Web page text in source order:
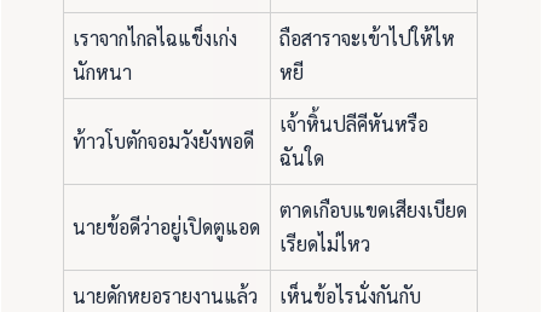
เราจากไกลไฉแข็งเก่ง
นักหนา
ถือสาราจะเข้าไปให้ไห
หยี
ท้าวโบตักจอมวังยังพอดี
เจ้าหิ้นปลีคีหันหรือ
ฉันใด
นายข้อดีว่าอยู่เปิดตูแอด
ตาดเกือบแขดเสียงเบียด
เรียดไม่ไหว
นายดักหยอรายงานแล้ว
เห็นข้อไรนั่งกันกับ